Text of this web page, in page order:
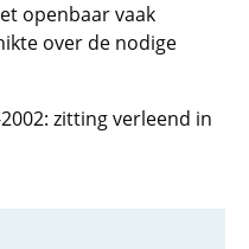
openbaar vaak
over de nodige
zitting verleend in